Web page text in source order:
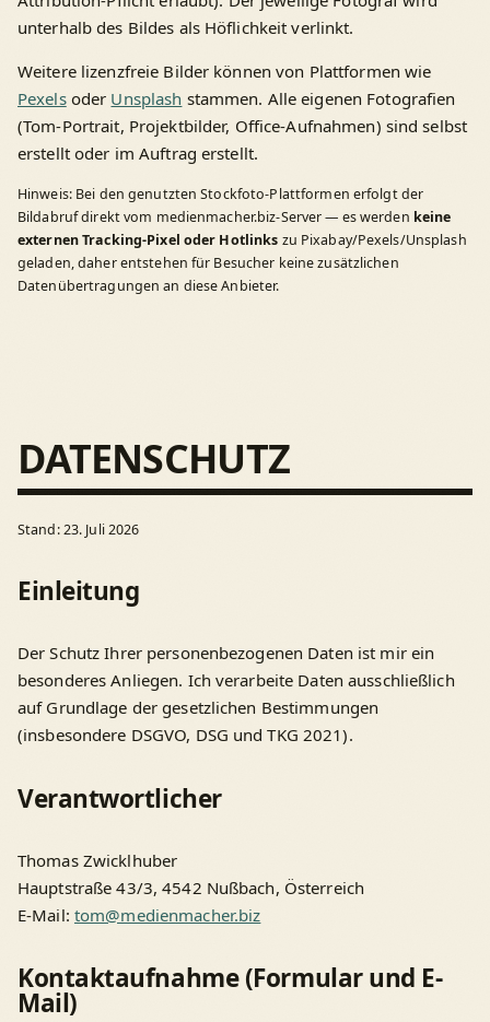
unterhalb des Bildes als Höflichkeit verlinkt.
Weitere lizenzfreie Bilder können von Plattformen wie
Pexelsoder Unsplash stammen. Alle eigenen Fotografien
(Tom-Portrait, Projektbilder, Office-Aufnahmen) sind selbst
erstellt oder im Auftrag erstellt.
Hinweis: Bei den genutzten Stockfoto-Plattformen erfolgt der
Bildabruf direkt vom medienmacher.biz-Server — es werden keine
externen Tracking-Pixel oder Hotlinks zu Pixabay/Pexels/Unsplash
geladen, daher entstehen für Besucher keine zusätzlichen
Datenübertragungen an diese Anbieter.
DATENSCHUTZ
Stand: 23. Juli 2026
Einleitung
Der Schutz Ihrer personenbezogenen Daten ist mir ein
besonderes Anliegen. Ich verarbeite Daten ausschließlich
auf Grundlage der gesetzlichen Bestimmungen
(insbesondere DSGVO, DSG und TKG 2021).
Verantwortlicher
Thomas Zwicklhuber
Hauptstraße 43/3, 4542 Nußbach, Österreich
E-Mail: tom@medienmacher.biz
Kontaktaufnahme (Formular und E-
Mail)